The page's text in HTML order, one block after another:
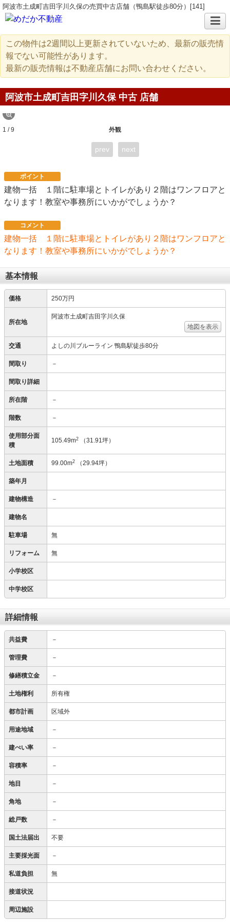
阿波市土成町吉田字川久保の売買中古店舗（鴨島駅徒歩80分）[141]
この物件は2週間以上更新されていないため、最新の販売情
報でない可能性があります。
最新の販売情報は不動産店舗にお問い合わせください。
阿波市土成町吉田字川久保 中古 店舗
外観
1 / 9
prev next
ポイント
建物一括 １階に駐車場とトイレがあり２階はワンフロアと
なります！教室や事務所にいかがでしょうか？
コメント
建物一括 １階に駐車場とトイレがあり２階はワンフロアと
なります！教室や事務所にいかがでしょうか？
基本情報
価格 250万円
所在地
阿波市土成町吉田字川久保
地図を表示
交通 よしの川ブルーライン 鴨島駅徒歩80分
間取り －
間取り詳細
所在階 －
階数 －
使用部分面
積
105.49m2 （31.91坪）
土地面積 99.00m2 （29.94坪）
築年月
建物構造 －
建物名
駐車場 無
リフォーム 無
小学校区
中学校区
詳細情報
共益費 －
管理費 －
修繕積立金 －
土地権利 所有権
都市計画 区域外
用途地域 －
建ぺい率 －
容積率 －
地目 －
角地 －
総戸数 －
国土法届出 不要
主要採光面 －
私道負担 無
接道状況
周辺施設